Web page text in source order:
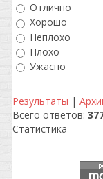
Отлично
Хорошо
Неплохо
Плохо
Ужасно
Результаты |
Всего ответов:
Статистика